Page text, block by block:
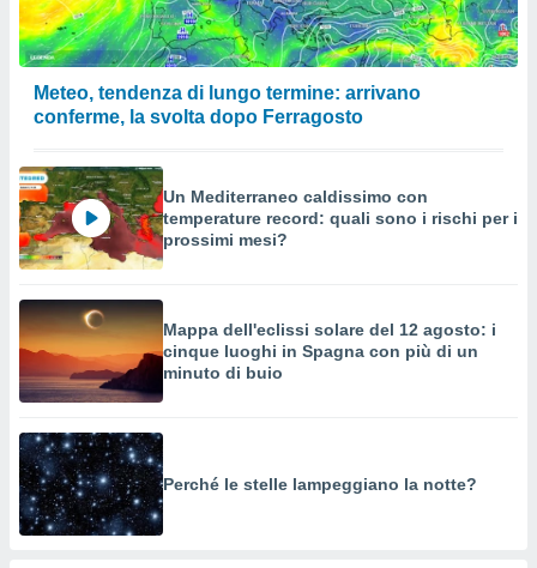
Meteo, tendenza di lungo termine: arrivano
conferme, la svolta dopo Ferragosto
Un Mediterraneo caldissimo con
temperature record: quali sono i rischi per i
prossimi mesi?
Mappa dell'eclissi solare del 12 agosto: i
cinque luoghi in Spagna con più di un
minuto di buio
Perché le stelle lampeggiano la notte?